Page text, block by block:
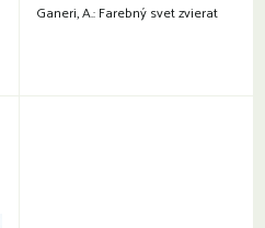
Ganeri, A.: Farebný svet zvierat